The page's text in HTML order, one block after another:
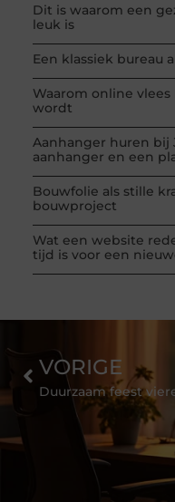
Dit is waarom een
leuk is
Een klassiek bureau
Waarom online
wordt
Aanhanger huren bij
aanhanger en een
Bouwfolie als stille
bouwproject
Wat een website
tijd is voor een
VORIGE